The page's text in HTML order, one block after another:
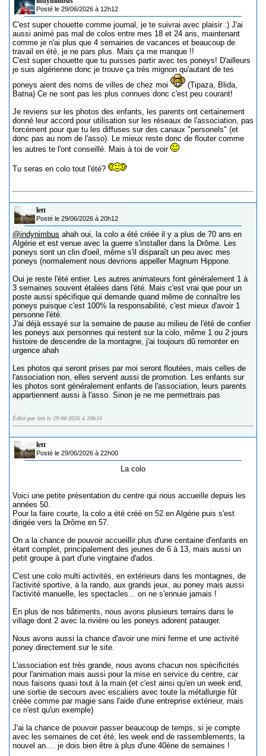
Posté le 29/06/2026 à 12h12
C'est super chouette comme journal, je te suivrai avec plaisir :) J'ai
aussi animé pas mal de colos entre mes 18 et 24 ans, maintenant
comme je n'ai plus que 4 semaines de vacances et beaucoup de
travail en été, je ne pars plus. Mais ça me manque !!
C'est super chouette que tu puisses partir avec tes poneys! D'ailleurs
je suis algérienne donc je trouve ça très mignon qu'autant de tes
poneys aient des noms de villes de chez moi
(Tipaza, Blida,
Batna) Ce ne sont pas les plus connues donc c'est peu courant!
Je reviens sur les photos des enfants, les parents ont certainement
donné leur accord pour utilisation sur les réseaux de l'association, pas
forcément pour que tu les diffuses sur des canaux "personels" (et
donc pas au nom de l'asso). Le mieux reste donc de flouter comme
les autres te l'ont conseillé. Mais à toi de voir
Tu seras en colo tout l'été?
lett
Posté le 29/06/2026 à 20h12
@indynimbus ahah oui, la colo a été créée il y a plus de 70 ans en
Algérie et est venue avec la guerre s'installer dans la Drôme. Les
poneys sont un clin d'oeil, même s'il disparaît un peu avec mes
poneys (normalement nous devrions appeller Magnum Hippone.
Oui je reste l'été entier. Les autres animateurs font généralement 1 à
3 semaines souvent étalées dans l'été. Mais c'est vrai que pour un
poste aussi spécifique qui demande quand même de connaître les
poneys puisque c'est 100% la responsabilité, c'est mieux d'avoir 1
personne l'été.
J'ai déjà essayé sur la semaine de pause au milieu de l'été de confier
les poneys aux personnes qui restent sur la colo, même 1 ou 2 jours
histoire de descendre de la montagne, j'ai toujours dû remonter en
urgence ahah
Les photos qui seront prises par moi seront floutées, mais celles de
l'association non, elles servent aussi de promotion. Les enfants sur
les photos sont généralement enfants de l'association, leurs parents
appartiennent aussi à l'asso. Sinon je ne me permettrais pas
Édité par lett le 29-06-2026 à 20h16
lett
Posté le 29/06/2026 à 22h00
La colo
Voici une petite présentation du centre qui nous accueille depuis les
années 50.
Pour la faire courte, la colo a été créé en 52 en Algérie puis s'est
dirigée vers la Drôme en 57.
On a la chance de pouvoir accueillir plus d'une centaine d'enfants en
étant complet, principalement des jeunes de 6 à 13, mais aussi un
petit groupe à part d'une vingtaine d'ados.
C'est une colo multi activités, en extérieurs dans les montagnes, de
l'activité sportive, à la rando, aux grands jeux, au poney mais aussi
l'activité manuelle, les spectacles... on ne s'ennuie jamais !
En plus de nos bâtiments, nous avons plusieurs terrains dans le
village dont 2 avec la rivière ou les poneys adorent patauger.
Nous avons aussi la chance d'avoir une mini ferme et une activité
poney directement sur le site.
L'association est très grande, nous avons chacun nos spécificités
pour l'animation mais aussi pour la mise en service du centre, car
nous faisons quasi tout à la main (et c'est ainsi qu'en un week end,
une sortie de secours avec escaliers avec toute la métallurgie fût
créée comme par magie sans l'aide d'une entreprise extérieur, mais
ce n'est qu'un exemple)
J'ai la chance de pouvoir passer beaucoup de temps, si je compte
avec les semaines de cet été, les week end de rassemblements, la
nouvel an.... je dois bien être à plus d'une 40ène de semaines !